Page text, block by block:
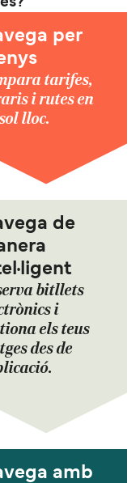
per
tarifes,
i rutes en
lloc.
de
bitllets
i
els teus
des de
amb